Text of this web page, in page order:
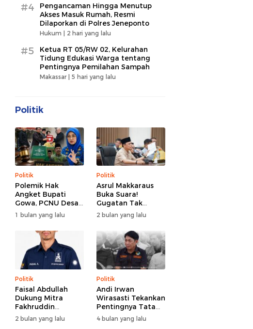
#4
Pengancaman Hingga Menutup
Akses Masuk Rumah, Resmi
Dilaporkan di Polres Jeneponto
Hukum | 2 hari yang lalu
#5
Ketua RT 05/RW 02, Kelurahan
Tidung Edukasi Warga tentang
Pentingnya Pemilahan Sampah
Makassar | 5 hari yang lalu
Politik
Politik
Polemik Hak
Angket Bupati
Gowa, PCNU Desak
DPRD Buka Fakta
Transparan
1 bulan yang lalu
Politik
Asrul Makkaraus
Buka Suara!
Gugatan Tak
Hentikan Hak
Angket DPRD
2 bulan yang lalu
Politik
Faisal Abdullah
Dukung Mitra
Fakhruddin
Nahkodai BM PAN
Periode 2026-2031
2 bulan yang lalu
Politik
Andi Irwan
Wirasasti Tekankan
Pentingnya Tata
Kelola Terintegrasi
Sektor Peternakan
4 bulan yang lalu